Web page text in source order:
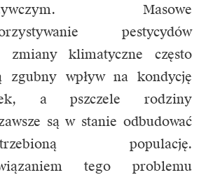
Masowe
pestycydów
zmiany klimatyczne często
zgubny wpływ na kondycję
a pszczele rodziny
są w stanie odbudować
populację.
tego problemu